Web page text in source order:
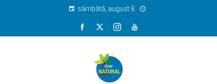
sâmbătă, august 8